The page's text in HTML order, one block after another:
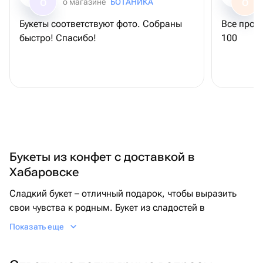
Букеты соответствуют фото. Собраны
быстро! Спасибо!
О
Все просто
100
Букеты из конфет с доставкой в
Хабаровске
Сладкий букет – отличный подарок, чтобы выразить
свои чувства к родным. Букет из сладостей в
Хабаровске может стать особенным подарком для
Показать еще